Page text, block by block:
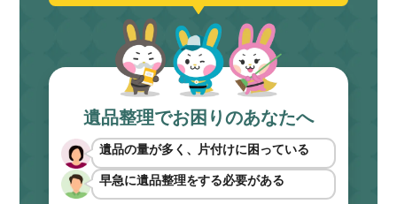
遺品整理でお困りのあなたへ
遺品の量が多く、片付けに困っている
早急に遺品整理をする必要がある